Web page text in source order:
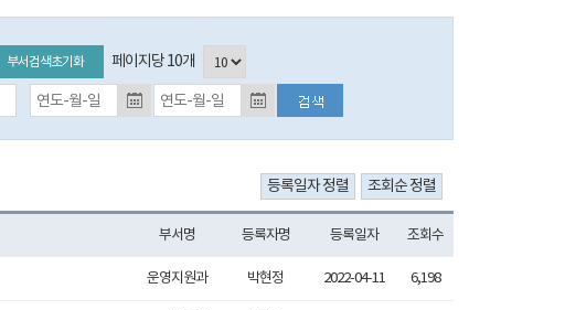
부서검색초기화
페이지당 10개
등록일자 검색 시작일 (입력예시:2017-01-01) 등록일자 검색 종료일 (입력예시:2017-01-01)
부서명 등록자명 등록일자 조회수
운영지원과 박현정 2022-04-11 6,198